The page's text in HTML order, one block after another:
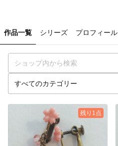
作品一覧 シリーズ プロフィール
残り1点